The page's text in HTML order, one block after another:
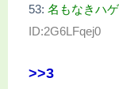
53: 名もなきハゲ
ID:2G6LFqej0
>>3